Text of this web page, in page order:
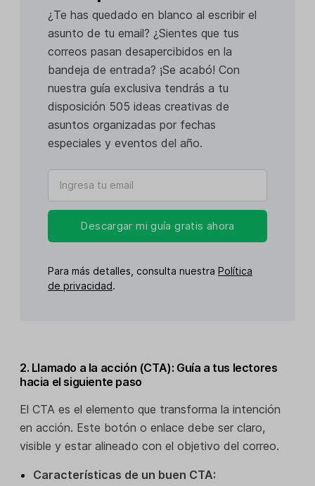
¿Te has quedado en blanco al escribir el
asunto de tu email? ¿Sientes que tus
correos pasan desapercibidos en la
bandeja de entrada? ¡Se acabó! Con
nuestra guía exclusiva tendrás a tu
disposición 505 ideas creativas de
asuntos organizadas por fechas
especiales y eventos del año.
Descargar mi guía gratis ahora
Para más detalles, consulta nuestra Política
de privacidad.
2. Llamado a la acción (CTA): Guía a tus lectores
hacia el siguiente paso
El CTA es el elemento que transforma la intención
en acción. Este botón o enlace debe ser claro,
visible y estar alineado con el objetivo del correo.
Características de un buen CTA: